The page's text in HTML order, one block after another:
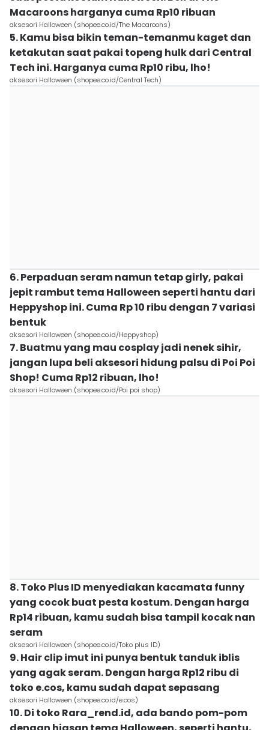
Macaroons harganya cuma Rp10 ribuan
aksesori Halloween (shopee.co.id/The Macaroons)
5. Kamu bisa bikin teman-temanmu kaget dan
ketakutan saat pakai topeng hulk dari Central
Tech ini. Harganya cuma Rp10 ribu, lho!
aksesori Halloween (shopee.co.id/Central Tech)
6. Perpaduan seram namun tetap girly, pakai
jepit rambut tema Halloween seperti hantu dari
Heppyshop ini. Cuma Rp 10 ribu dengan 7 variasi
bentuk
aksesori Halloween (shopee.co.id/Heppyshop)
7. Buatmu yang mau cosplay jadi nenek sihir,
jangan lupa beli aksesori hidung palsu di Poi Poi
Shop! Cuma Rp12 ribuan, lho!
aksesori Halloween (shopee.co.id/Poi poi shop)
8. Toko Plus ID menyediakan kacamata funny
yang cocok buat pesta kostum. Dengan harga
Rp14 ribuan, kamu sudah bisa tampil kocak nan
seram
aksesori Halloween (shopee.co.id/Toko plus ID)
9. Hair clip imut ini punya bentuk tanduk iblis
yang agak seram. Dengan harga Rp12 ribu di
toko e.cos, kamu sudah dapat sepasang
aksesori Halloween (shopee.co.id/e.cos)
10. Di toko Rara_rend.id, ada bando pom-pom